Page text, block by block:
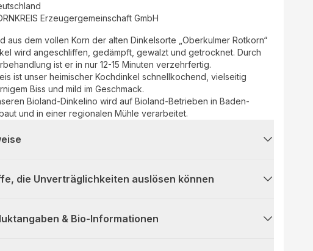
Erzeugergemeinschaft GmbH
aus dem vollen Korn der alten Dinkelsorte „Oberkulmer Rotkorn“
wird angeschliffen, gedämpft, gewalzt und getrocknet. Durch
ist er in nur 12-15 Minuten verzehrfertig.
ist unser heimischer Kochdinkel schnellkochend, vielseitig
Biss und mild im Geschmack.
Bioland-Dinkelino wird auf Bioland-Betrieben in Baden-
und in einer regionalen Mühle verarbeitet.
die Unverträglichkeiten auslösen können
& Bio-Informationen